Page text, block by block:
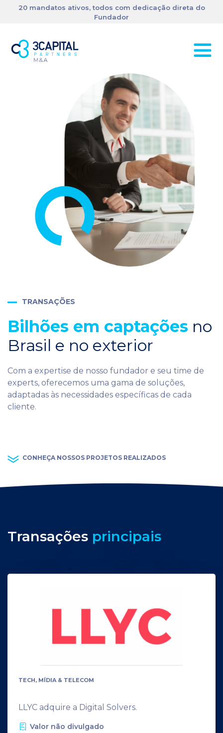
20 mandatos ativos, todos com dedicação direta do
Fundador
TRANSAÇÕES
Bilhões em captações no
Brasil e no exterior
Com a expertise de nosso fundador e seu time de
experts, oferecemos uma gama de soluções,
adaptadas às necessidades específicas de cada
cliente.
CONHEÇA NOSSOS PROJETOS REALIZADOS
Transações principais
TECH, MÍDIA & TELECOM
LLYC adquire a Digital Solvers.
Valor não divulgado